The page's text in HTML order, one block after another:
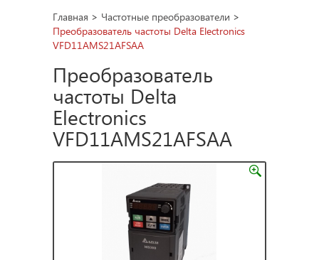
Главная > Частотные преобразователи >
Преобразователь частоты Delta Electronics
VFD11AMS21AFSAA
Преобразователь
частоты Delta
Electronics
VFD11AMS21AFSAA